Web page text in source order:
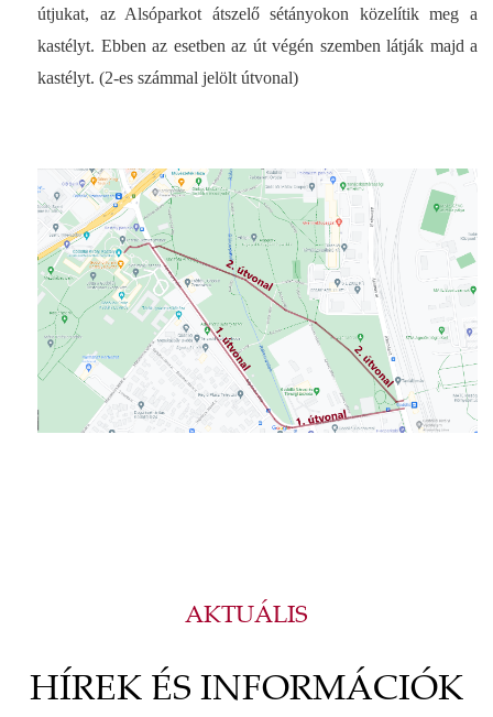
útjukat, az Alsóparkot átszelő sétányokon közelítik meg a
kastélyt. Ebben az esetben az út végén szemben látják majd a
kastélyt. (2-es számmal jelölt útvonal)
AKTUÁLIS
HÍREK ÉS INFORMÁCIÓK